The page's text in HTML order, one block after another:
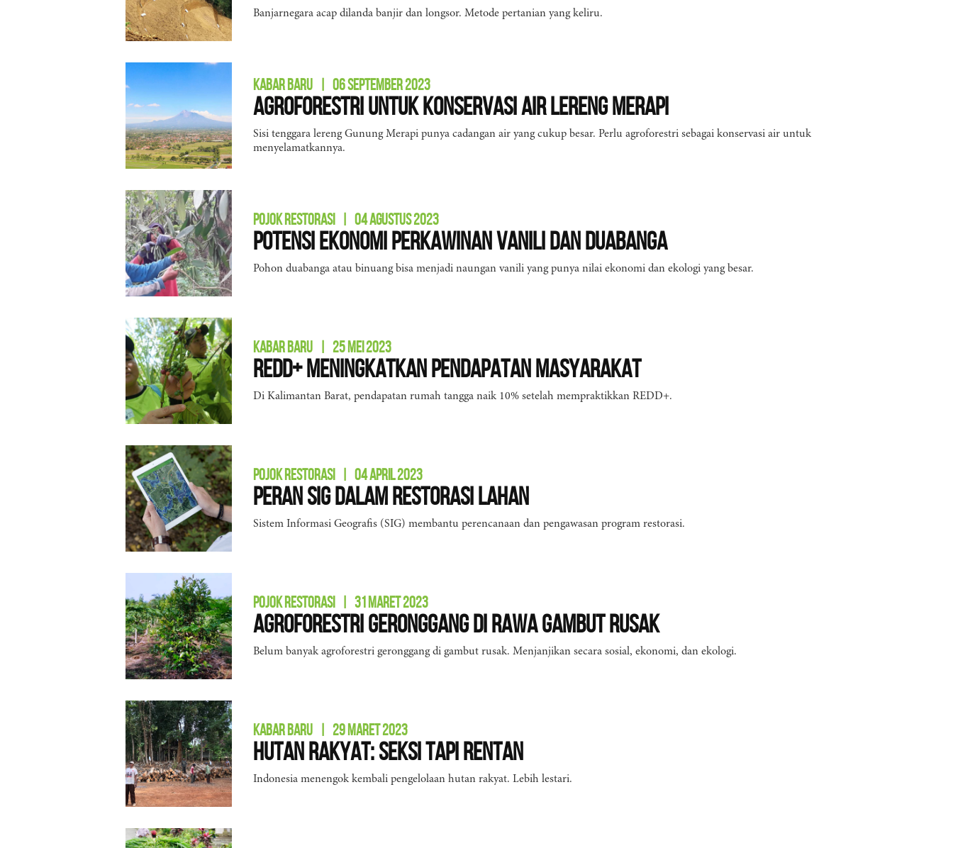
Banjarnegara acap dilanda banjir dan longsor. Metode pertanian yang keliru.
KABAR BARU 06 SEPTEMBER 2023
Agroforestri untuk Konservasi Air Lereng Merapi
Sisi tenggara lereng Gunung Merapi punya cadangan air yang cukup besar. Perlu agroforestri sebagai konservasi air untuk
menyelamatkannya.
POJOK RESTORASI 04 AGUSTUS 2023
Potensi Ekonomi Perkawinan Vanili dan Duabanga
Pohon duabanga atau binuang bisa menjadi naungan vanili yang punya nilai ekonomi dan ekologi yang besar.
KABAR BARU 25 MEI 2023
REDD+ Meningkatkan Pendapatan Masyarakat
Di Kalimantan Barat, pendapatan rumah tangga naik 10% setelah mempraktikkan REDD+.
POJOK RESTORASI 04 APRIL 2023
Peran SIG dalam Restorasi Lahan
Sistem Informasi Geografis (SIG) membantu perencanaan dan pengawasan program restorasi.
POJOK RESTORASI 31 MARET 2023
Agroforestri Geronggang di Rawa Gambut Rusak
Belum banyak agroforestri geronggang di gambut rusak. Menjanjikan secara sosial, ekonomi, dan ekologi.
KABAR BARU 29 MARET 2023
Hutan Rakyat: Seksi Tapi Rentan
Indonesia menengok kembali pengelolaan hutan rakyat. Lebih lestari.